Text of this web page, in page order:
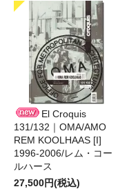
El Croquis
131/132｜OMA/AMO
REM KOOLHAAS [I]
1996-2006/レム・コー
ルハース
27,500円(税込)